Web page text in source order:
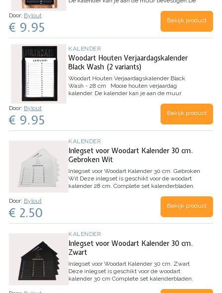
Door: Bylout
€ 9.95 Bekijk product
KALENDER
Woodart Houten Verjaardagskalender
Black Wash (2 variants)
Woodart Houten Verjaardagskalender Black
Wash - 28 cm
Mooie houten verjaardag
kalender. De kalender kan je aan de muur
worden doordat er geen dagen bij staan.
Door: Bylout
€ 9.95 Bekijk product
KALENDER
Inlegset voor Woodart Kalender 30 cm.
Gebroken Wit
Inlegset voor Woodart Kalender 30 cm. Gebroken
Wit Deze inlegset is geschikt voor de woodart
kalender 28 cm. Complete set kalenderbladen.
Door: Bylout
€ 2.50 Bekijk product
KALENDER
Inlegset voor Woodart Kalender 30 cm.
Zwart
Inlegset voor Woodart Kalender 30 cm. Zwart
Deze inlegset is geschikt voor de woodart
kalender 30 cm Complete set kalenderbladen.